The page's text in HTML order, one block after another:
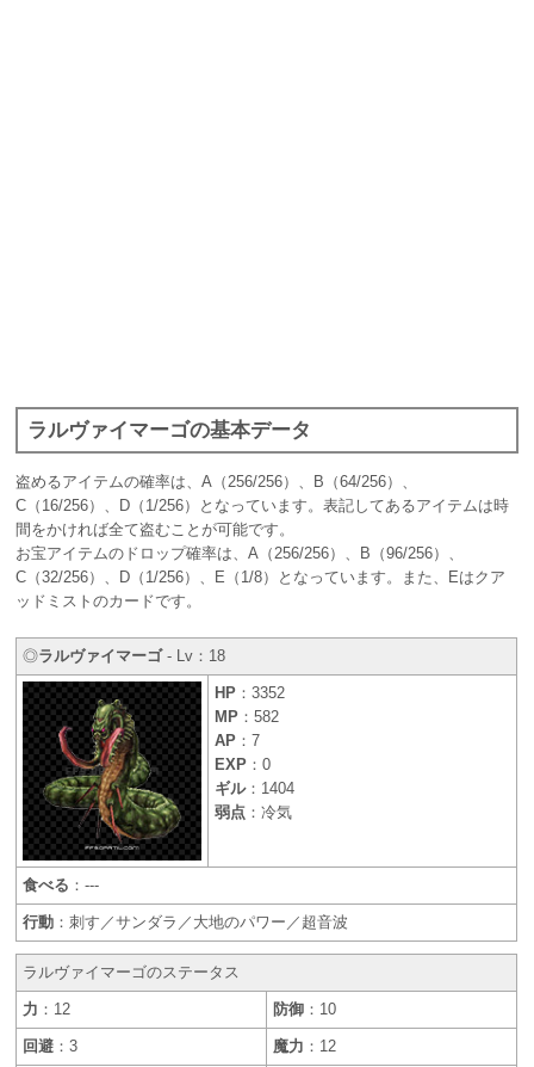
ラルヴァイマーゴの基本データ
盗めるアイテムの確率は、A（256/256）、B（64/256）、
C（16/256）、D（1/256）となっています。表記してあるアイテムは時
間をかければ全て盗むことが可能です。
お宝アイテムのドロップ確率は、A（256/256）、B（96/256）、
C（32/256）、D（1/256）、E（1/8）となっています。また、Eはクア
ッドミストのカードです。
◎ラルヴァイマーゴ- Lv：18
HP ：3352
MP ：582
AP ：7
EXP ：0
ギル：1404
弱点 ：冷気
食べる ：---
行動 ：刺す／サンダラ／大地のパワー／超音波
ラルヴァイマーゴのステータス
力 ：12 防御 ：10
回避 ：3 魔力 ：12